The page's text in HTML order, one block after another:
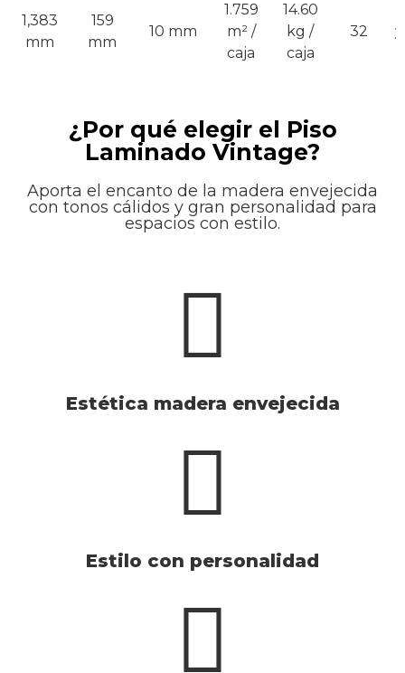
1,383
mm
159
mm
10 mm
1.759
m² /
caja
14.60
kg /
caja
32
¿Por qué elegir el Piso
Laminado Vintage?
Aporta el encanto de la madera envejecida
con tonos cálidos y gran personalidad para
espacios con estilo.
Estética madera envejecida
Estilo con personalidad